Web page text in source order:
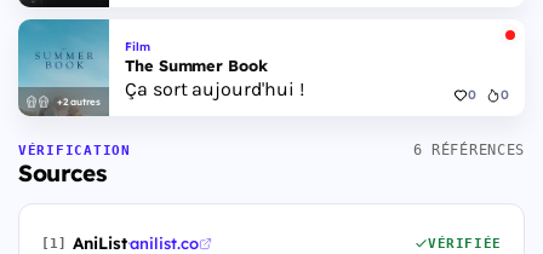
+2 autres
Film
The Summer Book
Ça sort aujourd'hui ! 0 0
VÉRIFICATION
Sources
6 RÉFÉRENCES
[1] AniList·anilist.co VÉRIFIÉE